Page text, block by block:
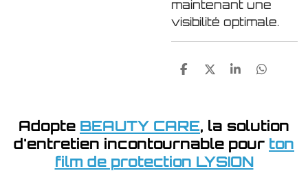
maintenant une
visibilité optimale.
P
a
g
e
r
P
a
g
e
r
P
a
g
e
r
P
a
g
e
Adopte BEAUTY CARE, la solution
d'entretien incontournable pour ton
film de protection LYSION